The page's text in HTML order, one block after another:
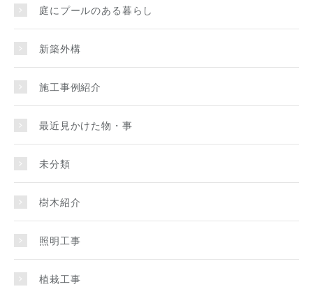
庭にプールのある暮らし
新築外構
施工事例紹介
最近見かけた物・事
未分類
樹木紹介
照明工事
植栽工事